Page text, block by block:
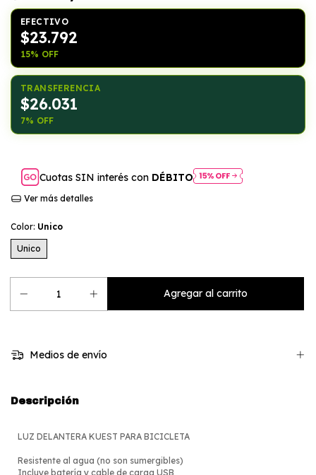
EFECTIVO
$23.792
15% OFF
TRANSFERENCIA
$26.031
7% OFF
Cuotas SIN interés con DÉBITO
Ver más detalles
Color: Unico
Unico
Medios de envío
Descripción
LUZ DELANTERA KUEST PARA BICICLETA
Resistente al agua (no son sumergibles)
Incluye batería y cable de carga USB